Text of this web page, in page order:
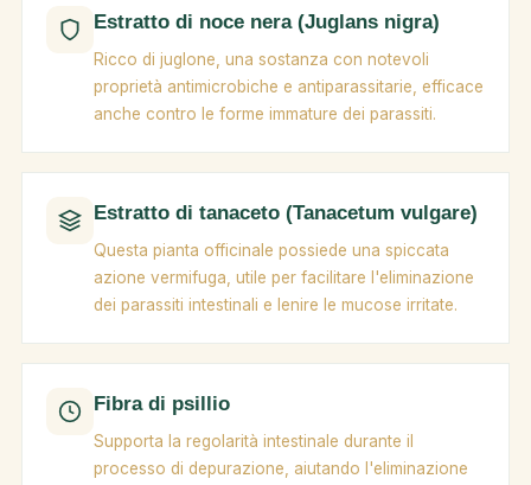
Estratto di noce nera (Juglans nigra)
Ricco di juglone, una sostanza con notevoli
proprietà antimicrobiche e antiparassitarie, efficace
anche contro le forme immature dei parassiti.
Estratto di tanaceto (Tanacetum vulgare)
Questa pianta officinale possiede una spiccata
azione vermifuga, utile per facilitare l'eliminazione
dei parassiti intestinali e lenire le mucose irritate.
Fibra di psillio
Supporta la regolarità intestinale durante il
processo di depurazione, aiutando l'eliminazione